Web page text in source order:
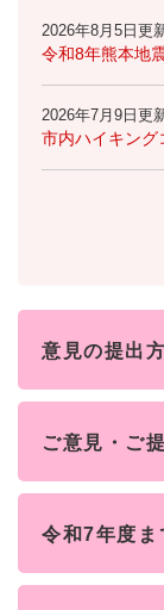
2026年8月5日更
令和8年熊本地
2026年7月9日更
市内ハイキング
意見の提出
ご意見・ご
令和7年度ま